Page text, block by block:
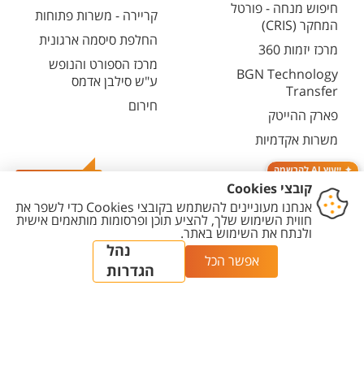
ייעוץ AI להרשמה
חיפוש מנחה - פורטל
המחקר (CRIS)
מרכז יזמות 360
BGN Technology
Transfer
פארק ההייטק
משרות אקדמיות
קריירה - משרות פתוחות
החלפת סיסמה ארגונית
מרכז הספורט והנופש
ע"ש סילבן אדמס
חירום
נגישות
מדיניות
מדיניות עריכת
תוכן